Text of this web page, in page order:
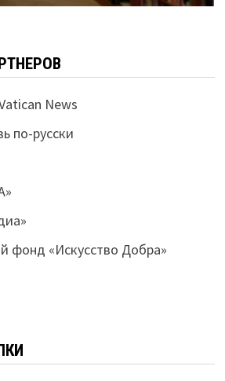
News
по-русски
фонд «Искусство Добра»